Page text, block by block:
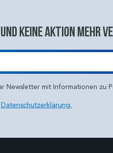
keine aktion mehr
Newsletter mit Informationen
Datenschutzerklärung.